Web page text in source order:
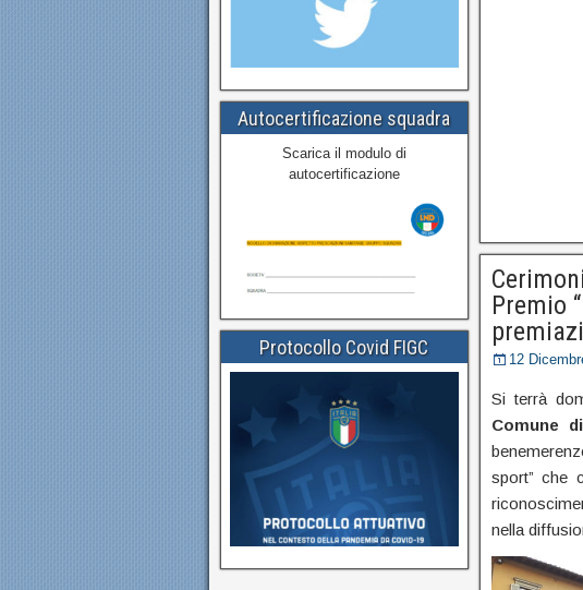
Premio
12
Si terrà
Comune
sport” che
nella
Autocertificazione squadra
Scarica il modulo di
autocertificazione
Protocollo Covid FIGC